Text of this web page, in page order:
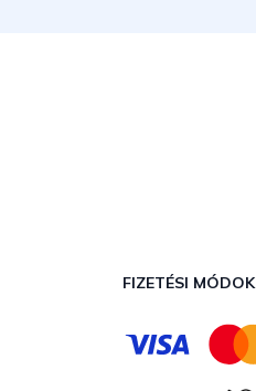
FIZETÉSI MÓDOK